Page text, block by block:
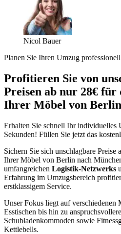
Nicol Bauer
Planen Sie Ihren Umzug
Profitieren Sie von
Preisen ab nur 28€ für
Ihrer Möbel von
Erhalten Sie schnell Ihr individuelles
Sekunden! Füllen Sie jetzt das
Sichern Sie sich unschlagbare Preise
Ihrer Möbel von Berlin nach
umfangreichen Logistik-Netzwerks
Erfahrung im Umzugsbereich
erstklassigem Service.
Unser Fokus liegt auf verschiedenen
Esstischen bis hin zu
Schubladenkommoden sowie
Kettlebells.